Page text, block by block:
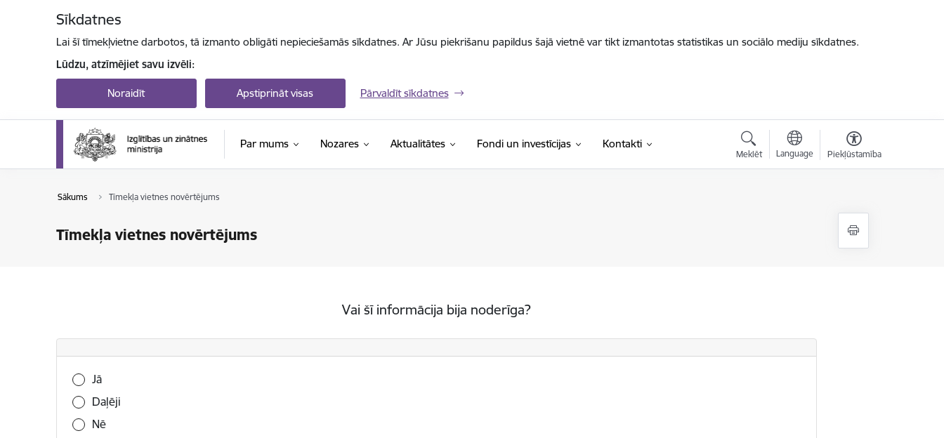
Sīkdatnes
Lai šī tīmekļvietne darbotos, tā izmanto obligāti nepieciešamās sīkdatnes. Ar Jūsu piekrišanu papildus šajā vietnē var tikt izmantotas statistikas un sociālo mediju sīkdatnes.
Lūdzu, atzīmējiet savu izvēli:
Noraidīt Apstiprināt visas Pārvaldīt sīkdatnes
Par mums Nozares Aktualitātes Fondi un investīcijas Kontakti
Meklēt Language Piekļūstamība
Sākums Tīmekļa vietnes novērtējums
Tīmekļa vietnes novērtējums
Vai šī informācija bija noderīga?
Vai šī informācija bija noderīga?
Jā
Daļēji
Nē